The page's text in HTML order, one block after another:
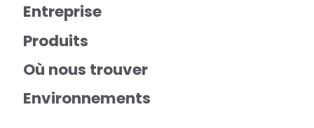
Entreprise
Produits
Où nous trouver
Environnements